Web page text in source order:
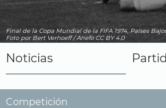
Final de la Copa Mundial de la FIFA 1974, Países
Fotopor Bert Verhoeff / Anefo CC BY 4.0
Noticias
Competición